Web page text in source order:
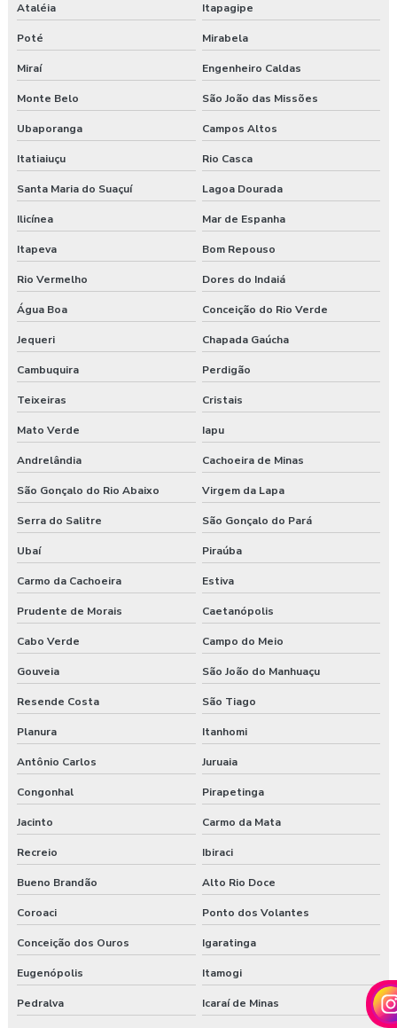
Ataléia Itapagipe
Poté Mirabela
Miraí Engenheiro Caldas
Monte Belo São João das Missões
Ubaporanga Campos Altos
Itatiaiuçu Rio Casca
Santa Maria do Suaçuí Lagoa Dourada
Ilicínea Mar de Espanha
Itapeva Bom Repouso
Rio Vermelho Dores do Indaiá
Água Boa Conceição do Rio Verde
Jequeri Chapada Gaúcha
Cambuquira Perdigão
Teixeiras Cristais
Mato Verde Iapu
Andrelândia Cachoeira de Minas
São Gonçalo do Rio Abaixo Virgem da Lapa
Serra do Salitre São Gonçalo do Pará
Ubaí Piraúba
Carmo da Cachoeira Estiva
Prudente de Morais Caetanópolis
Cabo Verde Campo do Meio
Gouveia São João do Manhuaçu
Resende Costa São Tiago
Planura Itanhomi
Antônio Carlos Juruaia
Congonhal Pirapetinga
Jacinto Carmo da Mata
Recreio Ibiraci
Bueno Brandão Alto Rio Doce
Coroaci Ponto dos Volantes
Conceição dos Ouros Igaratinga
Eugenópolis Itamogi
Pedralva Icaraí de Minas